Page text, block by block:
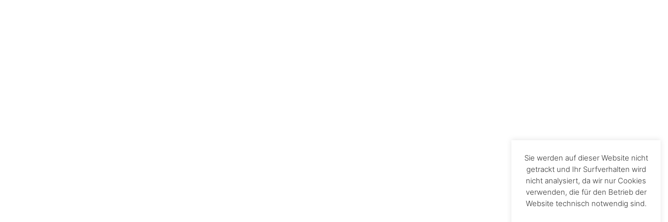
Sie werden auf dieser Website nicht
getrackt und Ihr Surfverhalten wird
nicht analysiert, da wir nur Cookies
verwenden, die für den Betrieb der
Website technisch notwendig sind.